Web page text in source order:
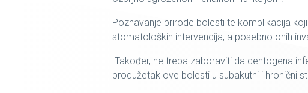
Poznavanje prirode bolesti te komplikacija
stomatoloških intervencija, a posebno onih
Također, ne treba zaboraviti da dentogena
produžetak ove bolesti u subakutni i hronični